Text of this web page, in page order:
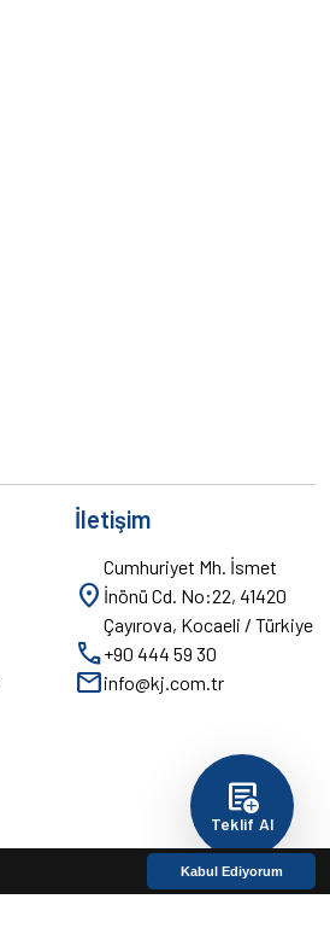
Kabul Ediyorum
add_notes
Teklif Al
İletişim
location_on
Cumhuriyet Mh. İsmet
İnönü Cd. No:22, 41420
Çayırova, Kocaeli / Türkiye
call+90 444 59 30
mailinfo@kj.com.tr